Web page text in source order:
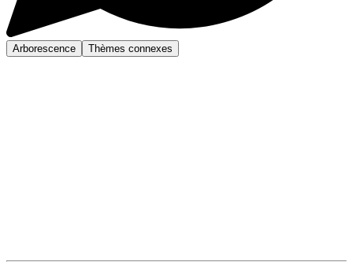
Arborescence Thèmes connexes